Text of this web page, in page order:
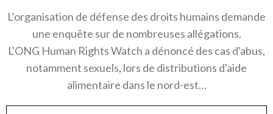
L’organisation de défense des droits humains demande
une enquête sur de nombreuses allégations.
L'ONG Human Rights Watch a dénoncé des cas d'abus,
notamment sexuels, lors de distributions d'aide
alimentaire dans le nord-est…